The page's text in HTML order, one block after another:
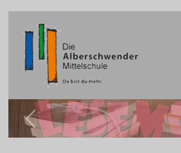
zurück